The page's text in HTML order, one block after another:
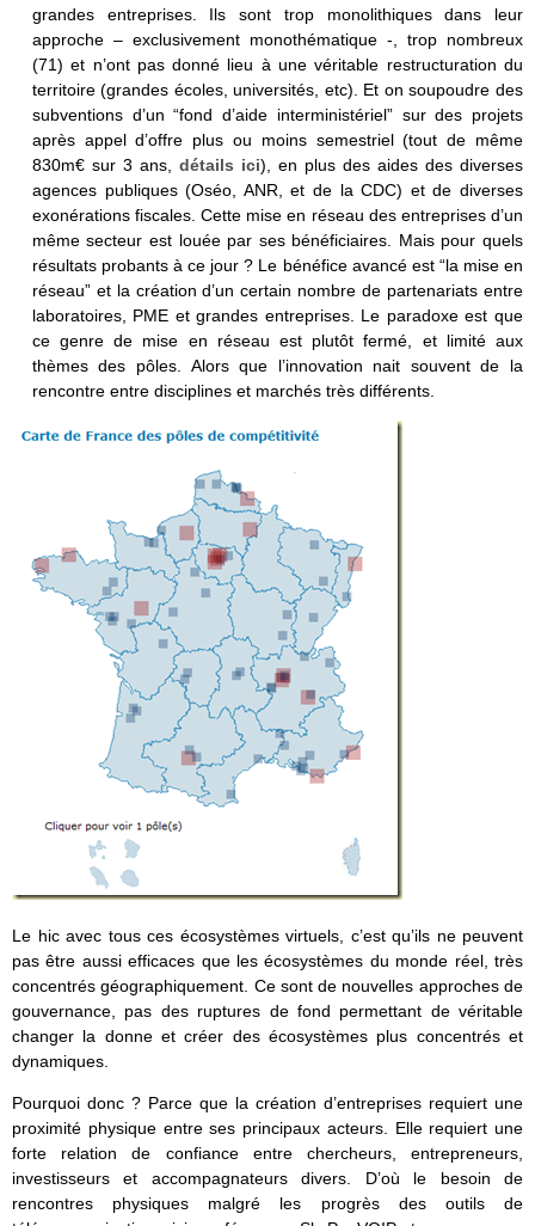
grandes entreprises. Ils sont trop monolithiques dans leur
approche – exclusivement monothématique -, trop nombreux
(71) et n’ont pas donné lieu à une véritable restructuration du
territoire (grandes écoles, universités, etc). Et on soupoudre des
subventions d’un “fond d’aide interministériel” sur des projets
après appel d’offre plus ou moins semestriel (tout de même
830m€ sur 3 ans, détails ici), en plus des aides des diverses
agences publiques (Oséo, ANR, et de la CDC) et de diverses
exonérations fiscales. Cette mise en réseau des entreprises d’un
même secteur est louée par ses bénéficiaires. Mais pour quels
résultats probants à ce jour ? Le bénéfice avancé est “la mise en
réseau” et la création d’un certain nombre de partenariats entre
laboratoires, PME et grandes entreprises. Le paradoxe est que
ce genre de mise en réseau est plutôt fermé, et limité aux
thèmes des pôles. Alors que l’innovation nait souvent de la
rencontre entre disciplines et marchés très différents.
Le hic avec tous ces écosystèmes virtuels, c’est qu’ils ne peuvent
pas être aussi efficaces que les écosystèmes du monde réel, très
concentrés géographiquement. Ce sont de nouvelles approches de
gouvernance, pas des ruptures de fond permettant de véritable
changer la donne et créer des écosystèmes plus concentrés et
dynamiques.
Pourquoi donc ? Parce que la création d’entreprises requiert une
proximité physique entre ses principaux acteurs. Elle requiert une
forte relation de confiance entre chercheurs, entrepreneurs,
investisseurs et accompagnateurs divers. D’où le besoin de
rencontres physiques malgré les progrès des outils de